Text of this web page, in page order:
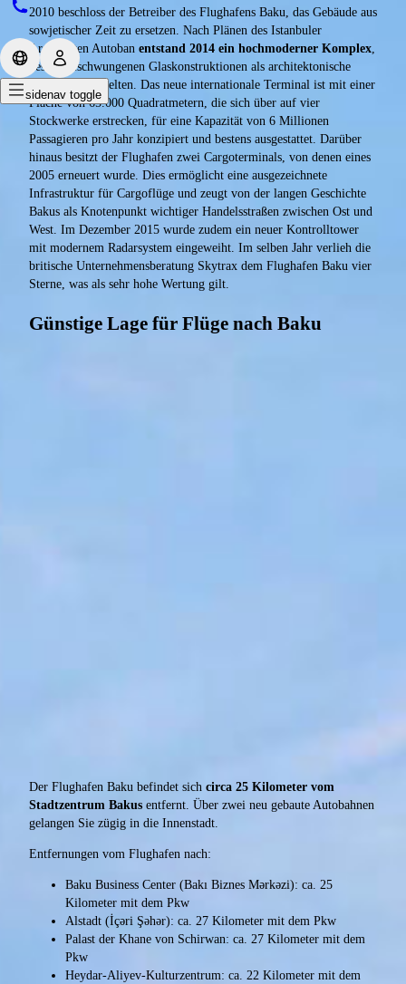
sidenav toggle
2010 beschloss der Betreiber des Flughafens Baku, das Gebäude aus
sowjetischer Zeit zu ersetzen. Nach Plänen des Istanbuler
Architekten Autoban entstand 2014 ein hochmoderner Komplex,
dessen geschwungenen Glaskonstruktionen als architektonische
Glanzleistung gelten. Das neue internationale Terminal ist mit einer
Fläche von 65.000 Quadratmetern, die sich über auf vier
Stockwerke erstrecken, für eine Kapazität von 6 Millionen
Passagieren pro Jahr konzipiert und bestens ausgestattet. Darüber
hinaus besitzt der Flughafen zwei Cargoterminals, von denen eines
2005 erneuert wurde. Dies ermöglicht eine ausgezeichnete
Infrastruktur für Cargoflüge und zeugt von der langen Geschichte
Bakus als Knotenpunkt wichtiger Handelsstraßen zwischen Ost und
West. Im Dezember 2015 wurde zudem ein neuer Kontrolltower
mit modernem Radarsystem eingeweiht. Im selben Jahr verlieh die
britische Unternehmensberatung Skytrax dem Flughafen Baku vier
Sterne, was als sehr hohe Wertung gilt.
Günstige Lage für Flüge nach Baku
Der Flughafen Baku befindet sich circa 25 Kilometer vom
Stadtzentrum Bakus entfernt. Über zwei neu gebaute Autobahnen
gelangen Sie zügig in die Innenstadt.
Entfernungen vom Flughafen nach:
Baku Business Center (Bakı Biznes Mərkəzi): ca. 25
Kilometer mit dem Pkw
Alstadt (İçəri Şəhər): ca. 27 Kilometer mit dem Pkw
Palast der Khane von Schirwan: ca. 27 Kilometer mit dem
Pkw
Heydar-Aliyev-Kulturzentrum: ca. 22 Kilometer mit dem